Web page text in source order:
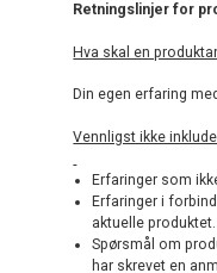
Retningslinjer for
Hva skal en
Din egen erfaring
Vennligst ikke
Erfaringer som
Erfaringer i
aktuelle produktet.
Spørsmål om
har skrevet en